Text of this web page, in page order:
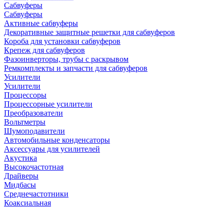
Сабвуферы
Сабвуферы
Активные сабвуферы
Декоративные защитные решетки для сабвуферов
Короба для установки сабвуферов
Крепеж для сабвуферов
Фазоинверторы, трубы с раскрывом
Ремкомплекты и запчасти для сабвуферов
Усилители
Усилители
Процессоры
Процессорные усилители
Преобразователи
Вольтметры
Шумоподавители
Автомобильные конденсаторы
Аксессуары для усилителей
Акустика
Высокочастотная
Драйверы
Мидбасы
Среднечастотники
Коаксиальная